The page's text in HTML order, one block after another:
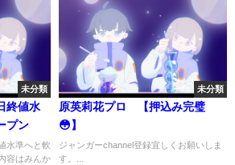
未分類
終値水
プン
水準へと軟
容はみんか
未分類
原英莉花プロ 【押込み完璧
😳】
ジャンガーchannel登録宜しくお願いしま
す。...